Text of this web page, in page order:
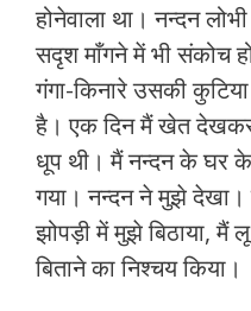
होनेवाला था। नन्दन
सदृश माँगने में भी संकोच
गंगा-किनारे उसकी
है। एक दिन मैं खेत
धूप थी। मैं नन्दन के घर के
गया। नन्दन ने मुझे
झोपड़ी में मुझे बिठाया,
बिताने का निश्चय किया।